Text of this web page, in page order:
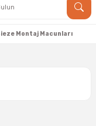
Montaj Macunları